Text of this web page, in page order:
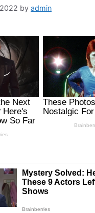
by admin